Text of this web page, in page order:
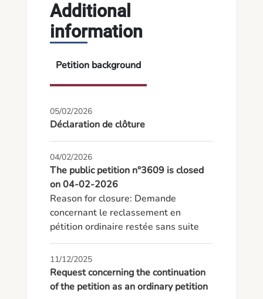
Additional
information
Petition background
05/02/2026
Déclaration de clôture
04/02/2026
The public petition n°3609 is closed
on 04-02-2026
Reason for closure: Demande
concernant le reclassement en
pétition ordinaire restée sans suite
11/12/2025
Request concerning the continuation
of the petition as an ordinary petition